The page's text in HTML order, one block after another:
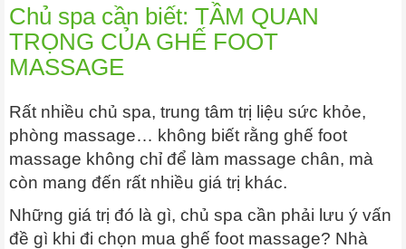
Chủ spa cần biết: TẦM QUAN
TRỌNG CỦA GHẾ FOOT
MASSAGE
Rất nhiều chủ spa, trung tâm trị liệu sức khỏe,
phòng massage… không biết rằng ghế foot
massage không chỉ để làm massage chân, mà
còn mang đến rất nhiều giá trị khác.
Những giá trị đó là gì, chủ spa cần phải lưu ý vấn
đề gì khi đi chọn mua ghế foot massage? Nhà